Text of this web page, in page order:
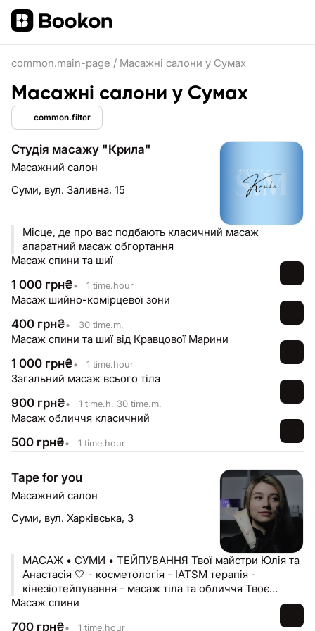
common.main-page / Масажні салони у Сумах
Масажні салони у Сумах
common.filter
Студія масажу "Крила"
Масажний салон
Суми, вул. Заливна, 15
Місце, де про вас подбають класичний масаж
апаратний масаж обгортання
Масаж спини та шиї
1 000 грн₴• 1 time.hour
Масаж шийно-комірцевої зони
400 грн₴• 30 time.m.
Масаж спини та шиї від Кравцової Марини
1 000 грн₴• 1 time.hour
Загальний масаж всього тіла
900 грн₴• 1 time.h. 30 time.m.
Масаж обличчя класичний
500 грн₴• 1 time.hour
Tape for you
Масажний салон
Суми, вул. Харківська, 3
МАСАЖ • СУМИ • ТЕЙПУВАННЯ Твої майстри Юлія та
Анастасія 🤍 - косметологія - IATSM терапія -
кінезіотейпування - масаж тіла та обличчя Твоє
здоров‘я в наших руках👐🏻
Масаж спини
700 грн₴• 1 time.hour